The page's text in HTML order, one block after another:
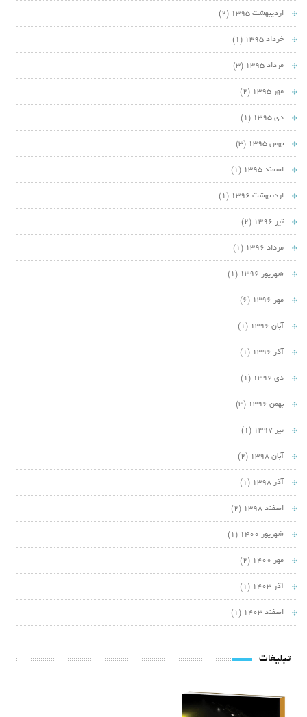
اردیبهشت 1395 (2)
خرداد 1395 (1)
مرداد 1395 (3)
مهر 1395 (2)
دی 1395 (1)
بهمن 1395 (3)
اسفند 1395 (1)
اردیبهشت 1396 (1)
تیر 1396 (2)
مرداد 1396 (1)
شهریور 1396 (1)
مهر 1396 (6)
آبان 1396 (1)
آذر 1396 (1)
دی 1396 (1)
بهمن 1396 (3)
تیر 1397 (1)
آبان 1398 (2)
آذر 1398 (1)
اسفند 1398 (2)
شهریور 1400 (1)
مهر 1400 (2)
آذر 1403 (1)
اسفند 1403 (1)
تبلیغات